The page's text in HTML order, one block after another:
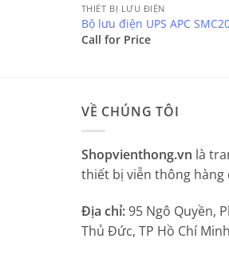
THIẾT BỊ LƯU ĐIỆN
Bộ lưu điện UPS APC
Call for Price
VỀ CHÚNG TÔI
Shopvienthong.vn là
thiết bị viễn thông hàng
Địa chỉ:95 Ngô Quyền,
Thủ Đức, TP Hồ Chí Minh